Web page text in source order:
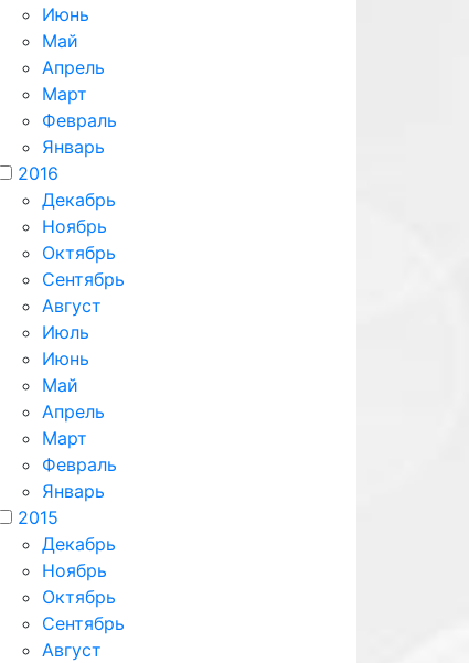
Июнь
Май
Апрель
Март
Февраль
Январь
2016
Декабрь
Ноябрь
Октябрь
Сентябрь
Август
Июль
Июнь
Май
Апрель
Март
Февраль
Январь
2015
Декабрь
Ноябрь
Октябрь
Сентябрь
Август